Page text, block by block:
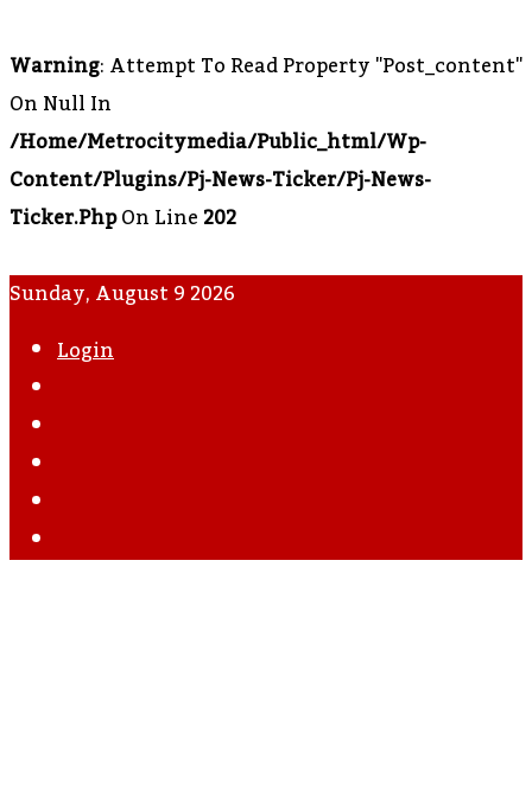
Warning: Attempt To Read Property "post_content"
On Null In
/home/metrocitymedia/public_html/wp-
Content/plugins/pj-News-Ticker/pj-News-
Ticker.phpOn Line202
Sunday, August 9 2026
Login